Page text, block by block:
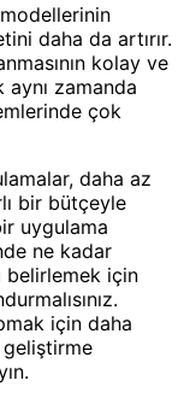
daha da artırır.
kolay ve
zamanda
çok
daha az
bir bütçeyle
uygulama
ne kadar
belirlemek için
için daha